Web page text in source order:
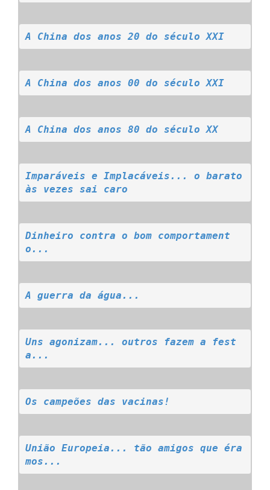
A China dos anos 20 do século XXI
A China dos anos 00 do século XXI
A China dos anos 80 do século XX
Imparáveis e Implacáveis... o barato
às vezes sai caro
Dinheiro contra o bom comportament
o...
A guerra da água...
Uns agonizam... outros fazem a fest
a...
Os campeões das vacinas!
União Europeia... tão amigos que éra
mos...